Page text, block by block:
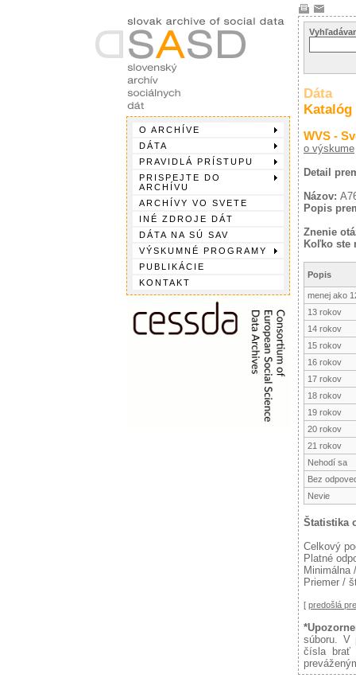
O ARCHÍVE
DÁTA
PRAVIDLÁ PRÍSTUPU
PRISPEJTE DO
ARCHÍVU
ARCHÍVY VO SVETE
INÉ ZDROJE DÁT
DÁTA NA SÚ SAV
VÝSKUMNÉ PROGRAMY
PUBLIKÁCIE
KONTAKT
Dáta
Katalóg
WVS -
o výskume
Detail
Názov:
Popis
Znenie
Koľko ste
Popis
menej ako
13 rokov
14 rokov
15 rokov
16 rokov
17 rokov
18 rokov
19 rokov
20 rokov
21 rokov
Nehodí sa
Bez
Nevie
Štatistika
Celkový
Platné
Minimálna
Priemer /
[ predošlá
súboru. V
čísla brať